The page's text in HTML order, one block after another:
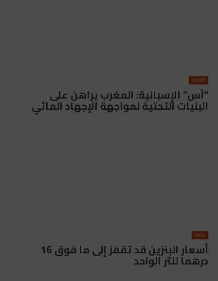
اقتصاد
“آس” الإسبانية: المغرب يراهن على
البنيات التحتية لمواجهة الإجهاد المائي
طاقة
أسعار البنزين قد تقفز إلى ما فوق 16
درهما للتر الواحد